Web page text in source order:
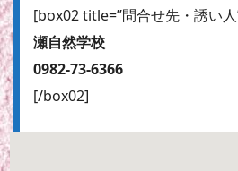
[box02 title=”問合せ先・誘い人
瀬自然学校
0982-73-6366
[/box02]